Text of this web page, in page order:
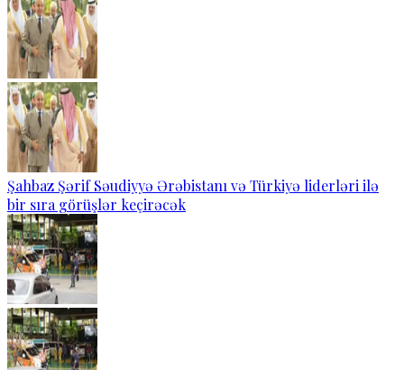
Şahbaz Şərif Səudiyyə Ərəbistanı və Türkiyə liderləri ilə
bir sıra görüşlər keçirəcək